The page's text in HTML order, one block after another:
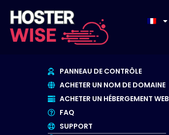
PANNEAU DE CONTRÔLE
ACHETER UN NOM DE DOMAINE
ACHETER UN HÉBERGEMENT WEB
FAQ
SUPPORT